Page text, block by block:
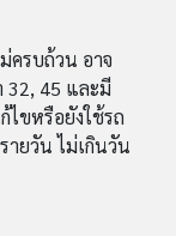
ครบถ้วน อาจ
32, 45 และมี
ขหรือยังใช้รถ
ายวัน ไม่เกินวัน